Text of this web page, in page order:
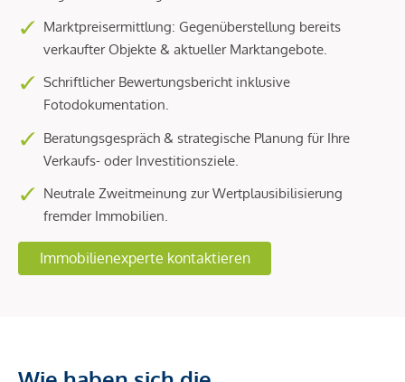
Marktpreisermittlung: Gegenüberstellung bereits
verkaufter Objekte & aktueller Marktangebote.
Schriftlicher Bewertungsbericht inklusive
Fotodokumentation.
Beratungsgespräch & strategische Planung für Ihre
Verkaufs- oder Investitionsziele.
Neutrale Zweitmeinung zur Wertplausibilisierung
fremder Immobilien.
Immobilienexperte kontaktieren